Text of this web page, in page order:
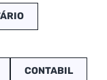
CONTABIL